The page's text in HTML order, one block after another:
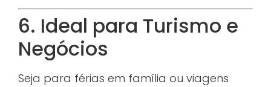
6. Ideal para Turismo e
Negócios
Seja para férias em família ou viagens